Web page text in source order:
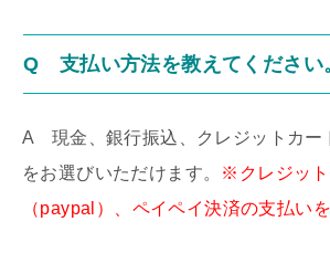
Q 支払い方法を教えてください
A 現金、銀行振込、クレジットカー
をお選びいただけます。 ※クレジッ
（paypal）、ペイペイ決済の支払い